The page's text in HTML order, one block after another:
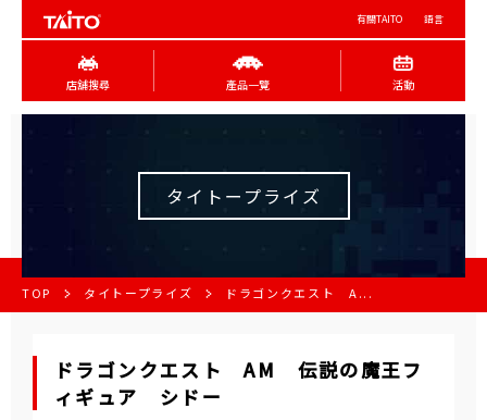
有關TAITO 語言
店舖搜尋 產品一覽 活動
タイトープライズ
TOP タイトープライズ ドラゴンクエスト A...
ドラゴンクエスト AM 伝説の魔王フ
ィギュア シドー